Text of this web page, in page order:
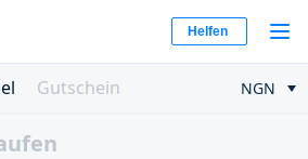
Helfen
Gutschein NGN